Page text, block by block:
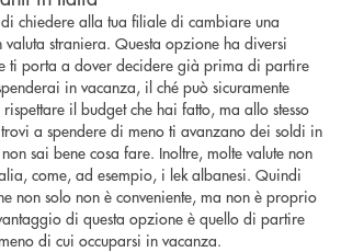
chiedere alla tua filiale di cambiare una
straniera. Questa opzione ha diversi
ti porta a dover decidere già prima di partire
in vacanza, il ché può sicuramente
rispettare il budget che hai fatto, ma allo stesso
a spendere di meno ti avanzano dei soldi in
sai bene cosa fare. Inoltre, molte valute non
come, ad esempio, i lek albanesi. Quindi
non solo non è conveniente, ma non è proprio
di questa opzione è quello di partire
di cui occuparsi in vacanza.